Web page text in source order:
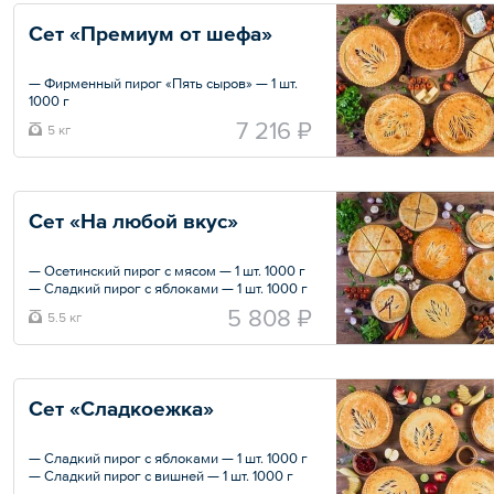
Сет «Премиум от шефа»
— Фирменный пирог «Пять сыров» — 1 шт.
1000 г
г
— Фирменный пирог с лососем — 1 шт. 1000
— Сладкий пирог с Нутеллой и бананом — 1
— Фирменный пирог «Чизбургер» — 1 шт.
Общий вес – 5 кг
5 кг 7 216 ₽
Сет «На любой вкус»
— Осетинский пирог с мясом — 1 шт. 1000 г
— Сладкий пирог с яблоками — 1 шт. 1000 г
шт. 1000 г
— Пирог с сыром и шпинатом — 1 шт. 1000 г
— Фирменный пирог «Жульен» — 1 шт. 500
— Осетинский пирог с капустой — 1 шт. 500
Общий вес – 5.5 кг
5.5 кг 5 808 ₽
Сет «Сладкоежка»
— Сладкий пирог с яблоками — 1 шт. 1000 г
— Сладкий пирог с вишней — 1 шт. 1000 г